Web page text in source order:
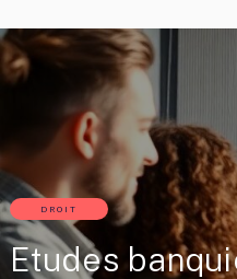
DROIT
Etudes